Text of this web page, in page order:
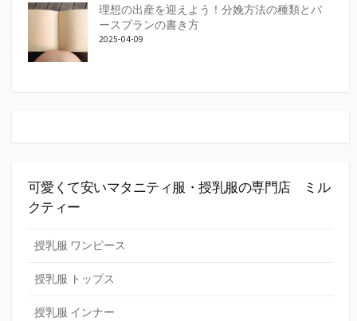
理想の出産を迎えよう！分娩方法の種類とバ
ースプランの書き方
2025-04-09
可愛くて安いマタニティ服・授乳服の専門店 ミル
クティー
授乳服 ワンピース
授乳服 トップス
授乳服 インナー